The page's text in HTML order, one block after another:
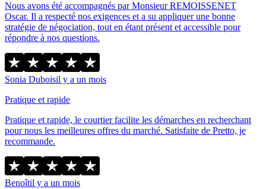
Nous avons été accompagnés par Monsieur REMOISSENET
Oscar. Il a respecté nos exigences et a su appliquer une bonne
stratégie de négociation, tout en étant présent et accessible pour
répondre à nos questions.
Sonia Duboisil y a un mois
Pratique et rapide
Pratique et rapide, le courtier facilite les démarches en recherchant
pour nous les meilleures offres du marché. Satisfaite de Pretto, je
recommande.
Benoîtil y a un mois